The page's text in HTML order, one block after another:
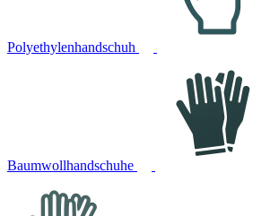
Polyethylenhandschuh
Baumwollhandschuhe